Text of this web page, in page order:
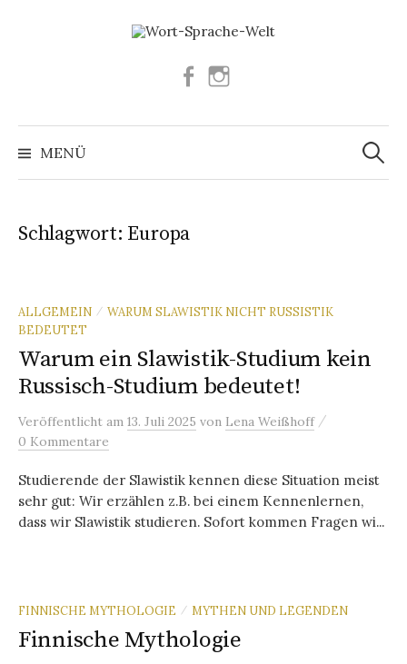
Facebook
MENÜ
Suchen
nach:
Schlagwort: Europa
ALLGEMEIN / WARUM SLAWISTIK NICHT RUSSISTIK
BEDEUTET
Warum ein Slawistik-Studium kein
Russisch-Studium bedeutet!
Veröffentlicht am 13. Juli 2025 von Lena Weißhoff /
0 Kommentare
Studierende der Slawistik kennen diese Situation meist
sehr gut: Wir erzählen z.B. bei einem Kennenlernen,
dass wir Slawistik studieren. Sofort kommen Fragen wi...
FINNISCHE MYTHOLOGIE / MYTHEN UND LEGENDEN
Finnische Mythologie